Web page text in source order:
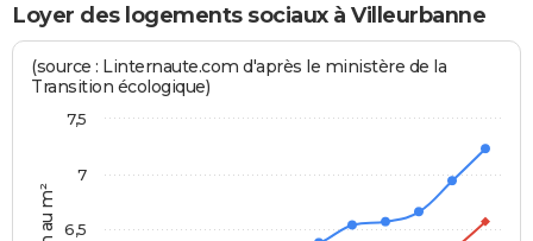
Loyer des logements sociaux à Villeurbanne
(source : Linternaute.com d'après le ministère de la
Transition écologique)
6,5
7
7,5